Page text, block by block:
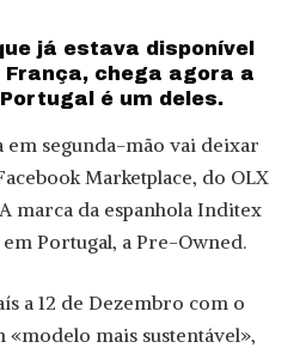
já estava disponível
França, chega agora a
é um deles.
segunda-mão vai deixar
Marketplace, do OLX
marca da espanhola Inditex
Portugal, a Pre-Owned.
a 12 de Dezembro com o
«modelo mais sustentável»,